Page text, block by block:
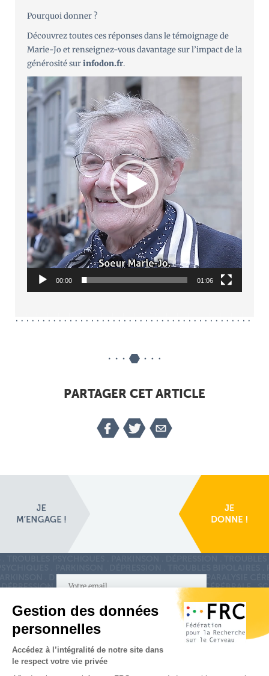
Pourquoi donner ?
Découvrez toutes ces réponses dans le témoignage de
Marie-Jo et renseignez-vous davantage sur l’impact de la
générosité surinfodon.fr.
Lecteur
vidéo
00:00 01:06
PARTAGER CET ARTICLE
S'inscrire à la newsletter
les réseaux sociaux